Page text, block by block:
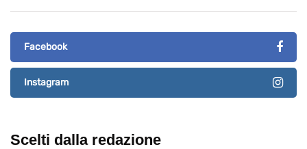
Facebook
Instagram
Scelti dalla redazione